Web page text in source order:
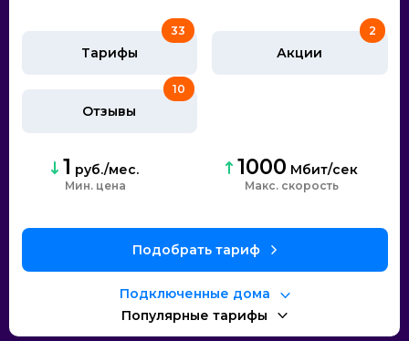
Тарифы
33
Акции
2
Отзывы
10
1 руб./мес.
Мин. цена
1000 Мбит/сек
Макс. скорость
Подобрать тариф
Подключенные дома
Популярные тарифы